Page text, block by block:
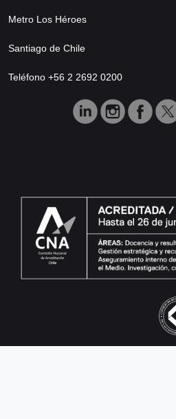
Metro Los Héroes
Santiago de Chile
Teléfono +56 2 2692 0200